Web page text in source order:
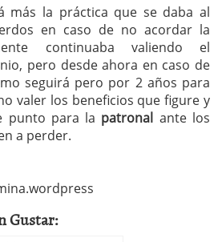
más la práctica que se daba al
en caso de no acordar la
continuaba valiendo el
pero desde ahora en caso de
seguirá pero por 2 años para
valer los beneficios que figure y
punto para la patronal ante los
a perder.
Gustar: